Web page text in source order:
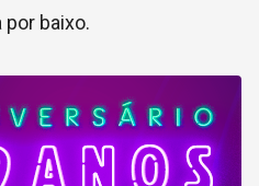
baixo.